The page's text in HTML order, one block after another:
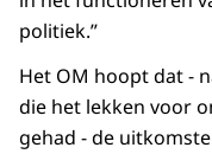
politiek.”
Het OM hoopt dat -
die het lekken voor
gehad - de